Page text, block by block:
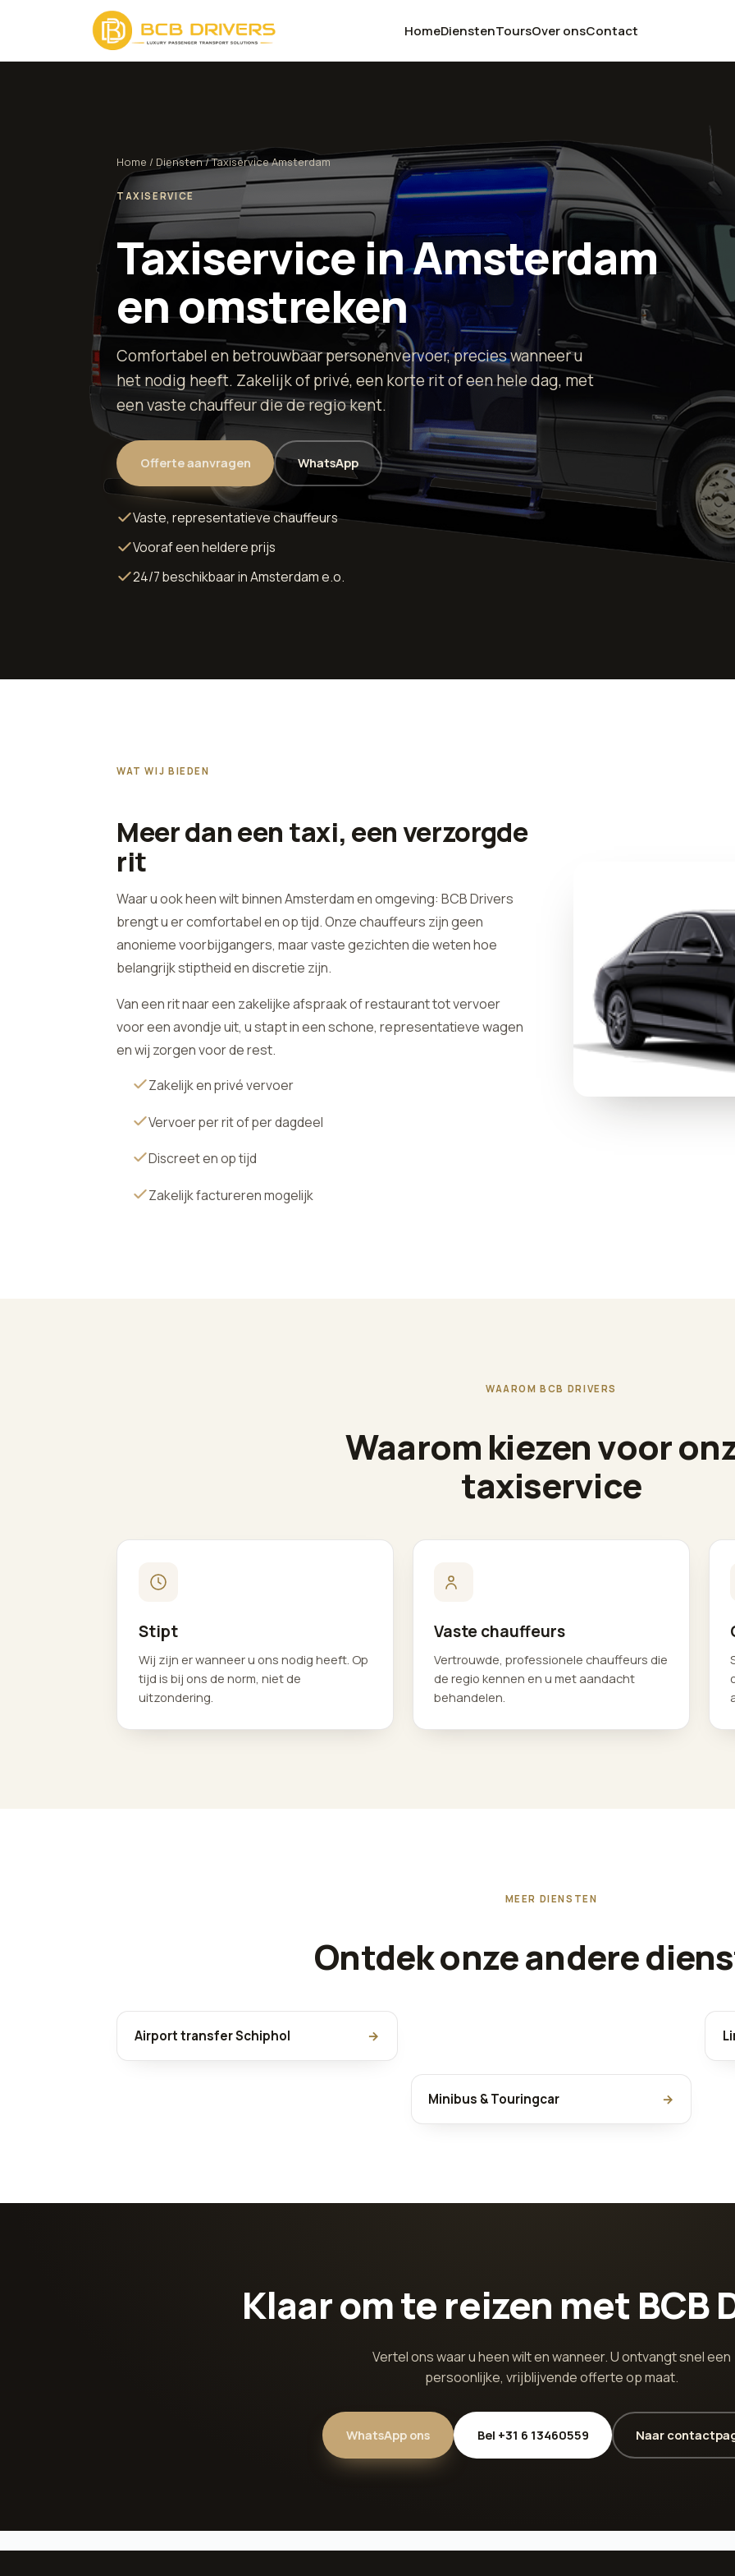
HomeDienstenToursOver onsContact
Home / Diensten/ Taxiservice Amsterdam
TAXISERVICE
Taxiservice in Amsterdam
en omstreken
Comfortabel en betrouwbaar personenvervoer, precies wanneer u
het nodig heeft. Zakelijk of privé, een korte rit of een hele dag, met
een vaste chauffeur die de regio kent.
Offerte aanvragen WhatsApp
Vaste, representatieve chauffeurs
Vooraf een heldere prijs
24/7 beschikbaar in Amsterdam e.o.
WAT WIJ BIEDEN
Meer dan een taxi, een verzorgde
rit
Waar u ook heen wilt binnen Amsterdam en omgeving: BCB Drivers
brengt u er comfortabel en op tijd. Onze chauffeurs zijn geen
anonieme voorbijgangers, maar vaste gezichten die weten hoe
belangrijk stiptheid en discretie zijn.
Van een rit naar een zakelijke afspraak of restaurant tot vervoer
voor een avondje uit, u stapt in een schone, representatieve wagen
en wij zorgen voor de rest.
Zakelijk en privé vervoer
Vervoer per rit of per dagdeel
Discreet en op tijd
Zakelijk factureren mogelijk
WAAROM BCB DRIVERS
Waarom kiezen voor
taxiservice
Stipt
Wij zijn er wanneer u ons nodig heeft. Op
tijd is bij ons de norm, niet de
uitzondering.
Vaste chauffeurs
Vertrouwde, professionele chauffeurs die
de regio kennen en u met aandacht
behandelen.
MEER DIENSTEN
Ontdek onze andere
Airport transfer Schiphol →
Minibus & Touringcar →
Klaar om te reizen met BCB
Vertel ons waar u heen wilt en wanneer. U ontvangt snel een
persoonlijke, vrijblijvende offerte op maat.
WhatsApp ons Bel +31 6 13460559 Naar